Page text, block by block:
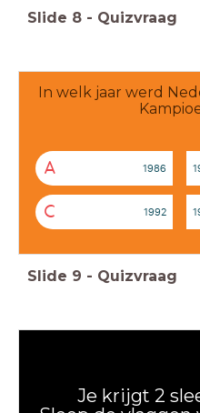
Slide 8 - Quizvraag
In welk jaar werd
A 1986
C 1992
Slide 9 - Quizvraag
Je krijgt 2